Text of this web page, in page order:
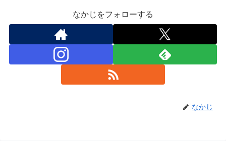
なかじをフォローする
なかじ